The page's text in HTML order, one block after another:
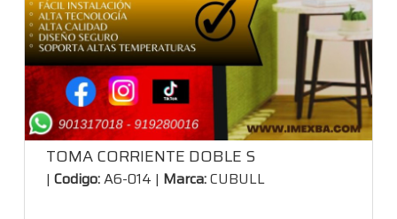
TOMA CORRIENTE DOBLE S
| Codigo:A6-014 | Marca:CUBULL